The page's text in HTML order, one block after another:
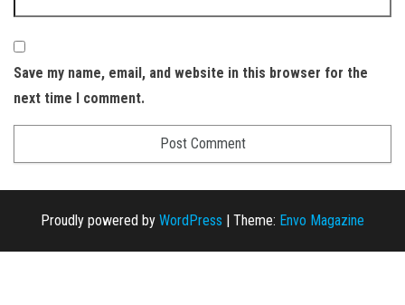
Save my name, email, and website in this browser for the
next time I comment.
Proudly powered by WordPress | Theme: Envo Magazine